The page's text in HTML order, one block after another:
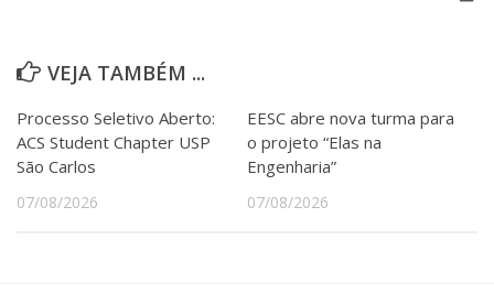
VEJA TAMBÉM ...
Processo Seletivo Aberto:
ACS Student Chapter USP
São Carlos
07/08/2026
EESC abre nova turma para
o projeto “Elas na
Engenharia”
07/08/2026